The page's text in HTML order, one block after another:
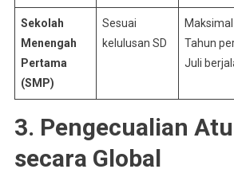
Sekolah
Menengah
Pertama
(SMP)
Sesuai
kelulusan SD
Tahun
Juli
3. Pengecualian
secara Global